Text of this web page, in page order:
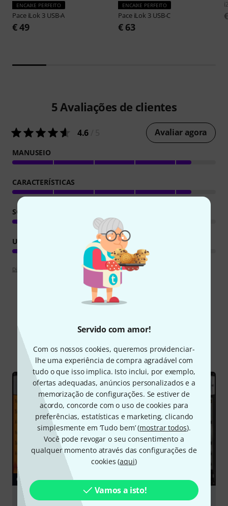
Servido com amor!
Com os nossos cookies, queremos providenciar-
lhe uma experiência de compra agradável com
tudo o que isso implica. Isto inclui, por exemplo,
ofertas adequadas, anúncios personalizados e a
memorização de configurações. Se estiver de
acordo, concorde com o uso de cookies para
preferências, estatísticas e marketing, clicando
simplesmente em ‘Tudo bem’ (mostrar todos).
Você pode revogar o seu consentimento a
qualquer momento através das configurações de
cookies (aqui)
Vamos a isto!
ENCAIXE PERFEITO
Pace iLok 3 USB-A
€ 49
ENCAIXE PERFEITO
Pace iLok 3 USB-C
€ 63
5Avaliações de clientes
4.6 Avaliar agora
MANUSEIO
CARACTERÍSTICAS
SOM/QUALIDADE
UTILIZAÇÃO DE COMPUTADOR
Diretrizes de apreciações
Sabia?
Todos Guia Online Downloads
GUIA
Sound Libraries & Sampling